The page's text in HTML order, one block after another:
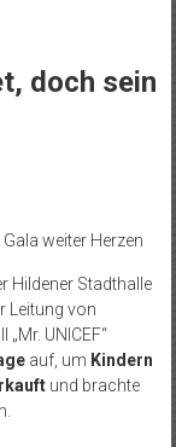
doch sein
weiter Herzen
Hildener Stadthalle
Leitung von
UNICEF“
auf, um Kindern
und brachte